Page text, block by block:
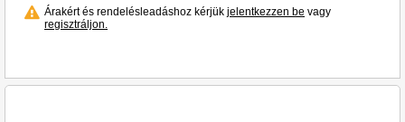
Árakért és rendelésleadáshoz kérjük jelentkezzen be vagy
regisztráljon.